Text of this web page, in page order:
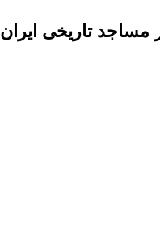
تاریخی ایران